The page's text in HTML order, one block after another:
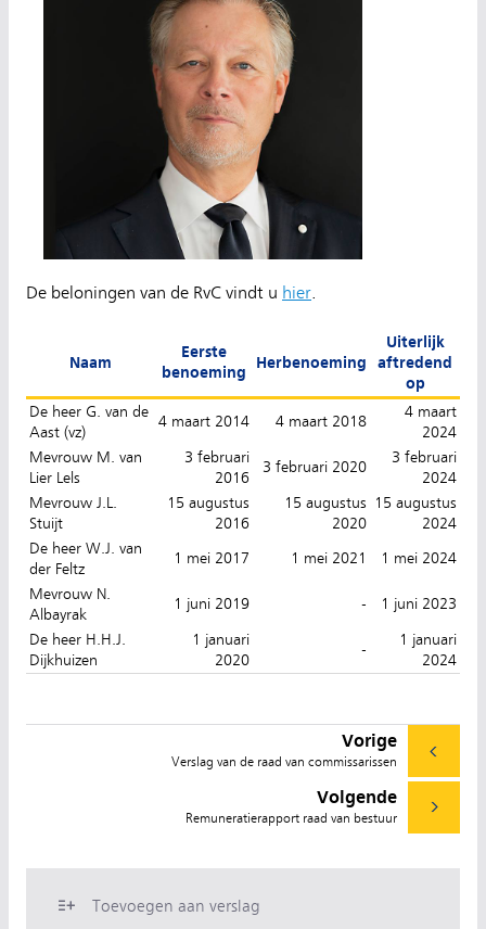
De beloningen van de RvC vindt u hier.
Naam
Eerste
benoeming
Herbenoeming
Uiterlijk
aftredend
op
De heer G. van de
Aast (vz)
4 maart 2014 4 maart 2018
4 maart
2024
Mevrouw M. van
Lier Lels
3 februari
2016
3 februari 2020
3 februari
2024
Mevrouw J.L.
Stuijt
15 augustus
2016
15 augustus
2020
15 augustus
2024
De heer W.J. van
der Feltz
1 mei 2017 1 mei 2021 1 mei 2024
Mevrouw N.
Albayrak
1 juni 2019 - 1 juni 2023
De heer H.H.J.
Dijkhuizen
1 januari
2020
-
1 januari
2024
Vorige
Verslag van de raad van commissarissen
Volgende
Remuneratierapport raad van bestuur
Toevoegen aan verslag